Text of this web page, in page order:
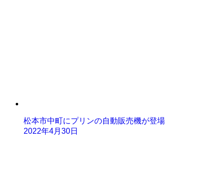
松本市中町にプリンの自動販売機が登場
2022年4月30日